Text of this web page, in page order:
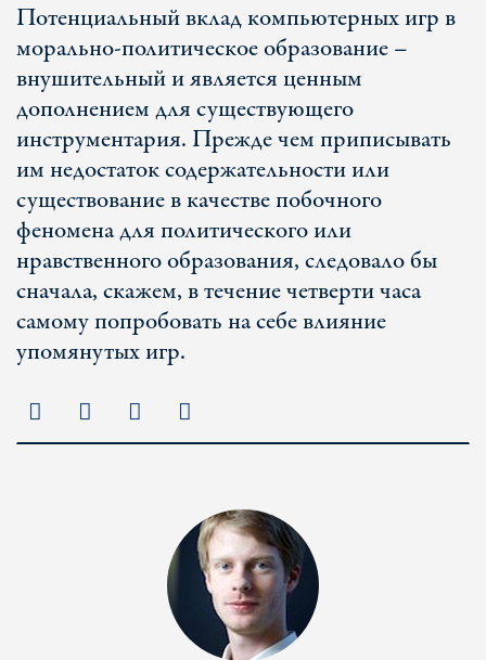
Потенциальный вклад компьютерных игр в
морально-политическое образование –
внушительный и является ценным
дополнением для существующего
инструментария. Прежде чем приписывать
им недостаток содержательности или
существование в качестве побочного
феномена для политического или
нравственного образования, следовало бы
сначала, скажем, в течение четверти часа
самому попробовать на себе влияние
упомянутых игр.